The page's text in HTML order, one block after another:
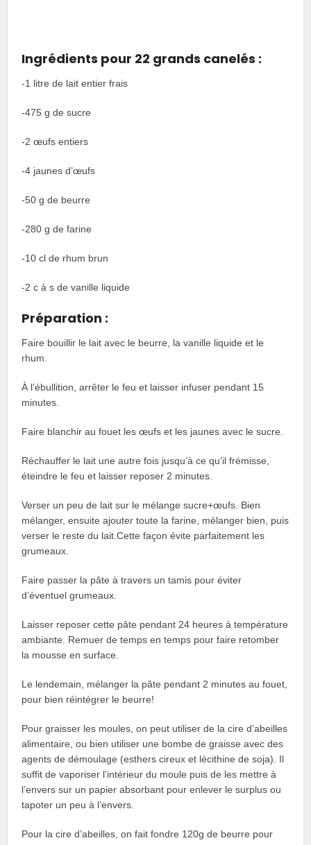
Ingrédients pour 22 grands canelés :
-1 litre de lait entier frais
-475g de sucre
-2 œufs entiers
-4 jaunes d’œufs
-50 g de beurre
-280 g de farine
-10 cl de rhum brun
-2 c à s de vanille liquide
Préparation :
Faire bouillir le lait avec le beurre, la vanille liquide et le
rhum.
À l’ébullition, arrêter le feu et laisser infuser pendant 15
minutes.
Faire blanchir au fouet les œufs et les jaunes avec le sucre.
Réchauffer le lait une autre fois jusqu’à ce qu’il frémisse,
éteindre le feu et laisser reposer 2 minutes.
Verser un peu de lait sur le mélange sucre+œufs. Bien
mélanger, ensuite ajouter toute la farine, mélanger bien, puis
verser le reste du lait.Cette façon évite parfaitement les
grumeaux.
Faire passer la pâte à travers un tamis pour éviter
d’éventuel grumeaux.
Laisser reposer cette pâte pendant 24 heures à température
ambiante. Remuer de temps en temps pour faire retomber
la mousse en surface.
Le lendemain, mélanger la pâte pendant 2 minutes au fouet,
pour bien réintégrer le beurre!
Pour graisser les moules, on peut utiliser de la cire d’abeilles
alimentaire, ou bien utiliser une bombe de graisse avec des
agents de démoulage (esthers cireux et lécithine de soja). Il
suffit de vaporiser l’intérieur du moule puis de les mettre à
l’envers sur un papier absorbant pour enlever le surplus ou
tapoter un peu à l’envers.
Pour la cire d’abeilles, on fait fondre 120g de beurre pour